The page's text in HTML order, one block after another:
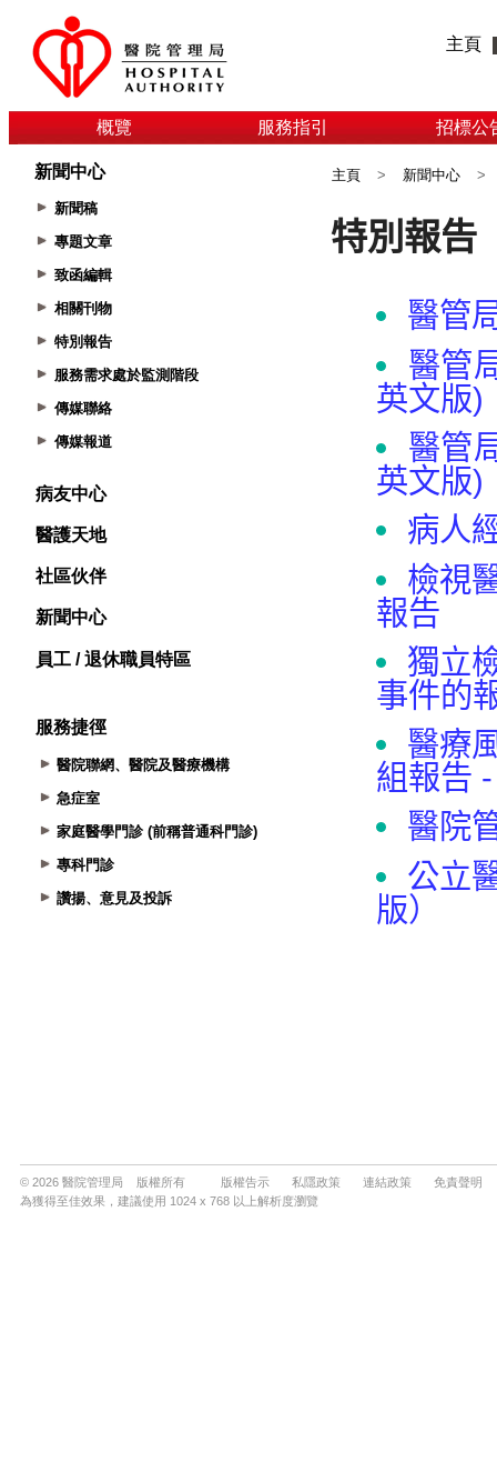
主頁
概覽 服務指引 招標公
新聞中心
新聞稿
專題文章
致函編輯
相關刊物
特別報告
服務需求處於監測階段
傳媒聯絡
傳媒報道
病友中心
醫護天地
社區伙伴
新聞中心
員工 / 退休職員特區
服務捷徑
醫院聯網、醫院及醫療機構
急症室
家庭醫學門診 (前稱普通科門診)
專科門診
讚揚、意見及投訴
主頁 > 新聞中心 >
© 2026 醫院管理局 版權所有 版權告示 私隱政策 連結政策
免責聲明
為獲得至佳效果，建議使用 1024 x 768 以上解析度瀏覽